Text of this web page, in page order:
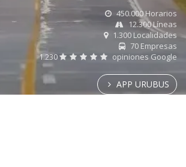
450.000 Horarios
12.300 Líneas
1.300 Localidades
70 Empresas
1.230
opiniones Google
APP URUBUS